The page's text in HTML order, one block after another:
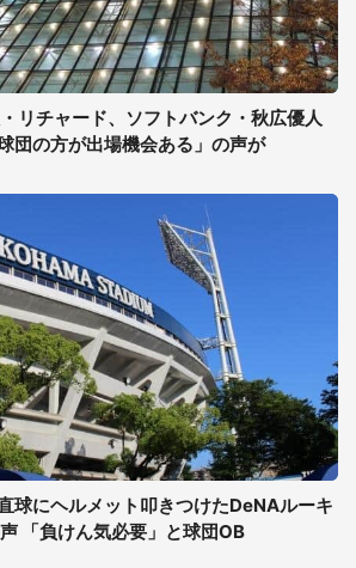
リチャード、ソフトバンク・秋広優人
団の方が出場機会ある」の声が
球にヘルメット叩きつけたDeNAルーキ
「負けん気必要」と球団OB